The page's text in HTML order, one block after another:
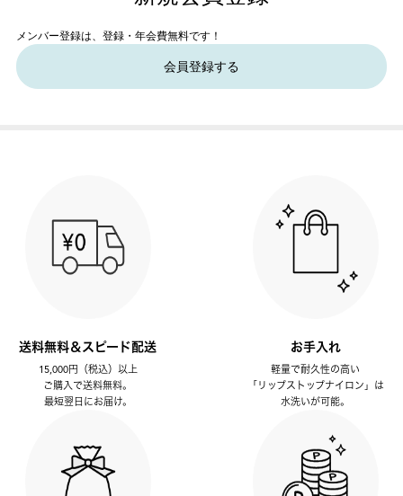
メンバー登録は、登録・年会費無料です！
会員登録する
送料無料＆スピード配送
15,000円（税込）以上
ご購入で送料無料。
最短翌日にお届け。
お手入れ
軽量で耐久性の高い
「リップストップナイロン」は
水洗いが可能。